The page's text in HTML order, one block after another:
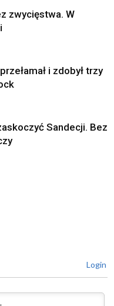
zwycięstwa. W
i zdobył trzy
Sandecji. Bez
Login